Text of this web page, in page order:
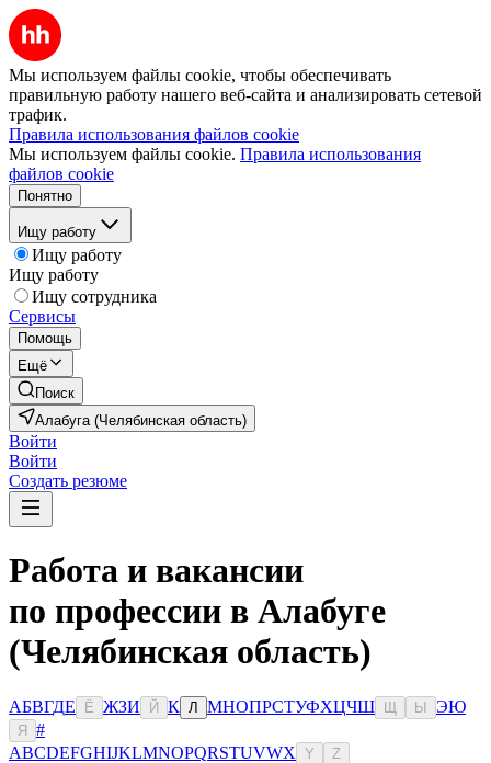
Мы используем файлы cookie, чтобы обеспечивать
правильную работу нашего веб-сайта и анализировать сетевой
трафик.
Правила использования файлов cookie
Мы используем файлы cookie. Правила использования
файлов cookie
Понятно
Ищу работу
Ищу работу
Ищу работу
Ищу сотрудника
Сервисы
Помощь
Ещё
Поиск
Алабуга (Челябинская область)
Войти
Войти
Создать резюме
Работа и вакансии
по профессии в Алабуге
(Челябинская область)
АБВГДЕ Ё ЖЗИ Й К Л МНОПРСТУФХЦЧШ Ы ЭЮ
Я
#
ABCDEFGHIJKLMNOPQRSTUVWX Y Z